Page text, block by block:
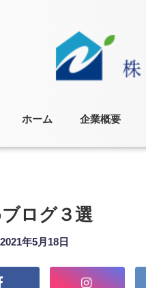
ホーム 企業概要
ログ３選
2021年5月18日